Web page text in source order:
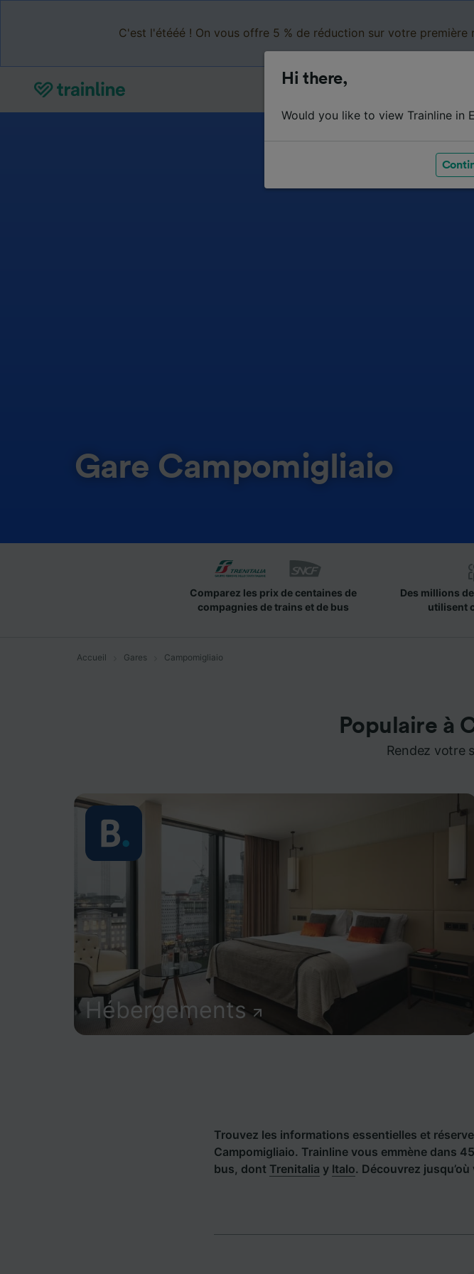
C'est l'étééé ! On vous offre 5 % de réduction sur votre
Gare Campomigliaio
Comparez les prix de centaines de
compagnies de trains et de bus
Des millions
utilisent
Accueil Gares Campomigliaio
Populaire à
Rendez votre
Hébergements
Trouvez les informations essentielles et
Campomigliaio. Trainline vous emmène dans
bus, dont Trenitalia y Italo. Découvrez
Hi there,
Would you like to view Trainline in